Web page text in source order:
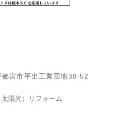
宮市平出工業団地38-52
陽光）リフォーム